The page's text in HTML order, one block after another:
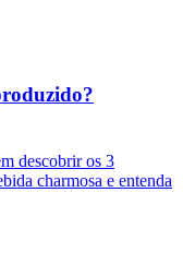
descobrir os 3
charmosa e entenda